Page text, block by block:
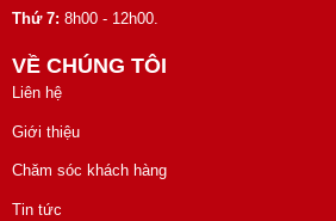
Thứ 7: 8h00 - 12h00.
VỀ CHÚNG TÔI
Liên hệ
Giới thiệu
Chăm sóc khách hàng
Tin tức